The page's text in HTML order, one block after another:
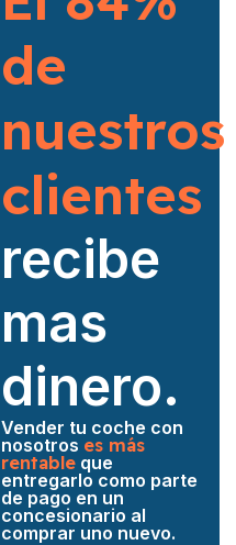
de
nuestros
clientes
recibe
mas
dinero.
Vender tu coche con
nosotros es más
rentableque
entregarlo como parte
de pago en un
concesionario al
comprar uno nuevo.